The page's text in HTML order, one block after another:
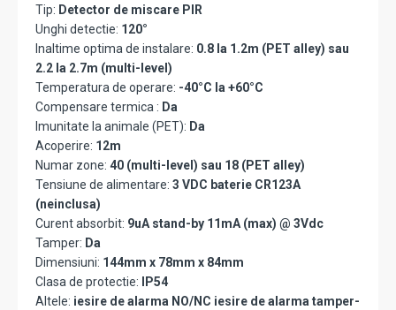
Tip: Detector de miscare PIR
Unghi detectie: 120°
Inaltime optima de instalare: 0.8 la 1.2m (PET alley) sau
2.2 la 2.7m (multi-level)
Temperatura de operare: -40°C la +60°C
Compensare termica : Da
Imunitate la animale (PET): Da
Acoperire: 12m
Numar zone: 40 (multi-level) sau 18 (PET alley)
Tensiune de alimentare: 3 VDC baterie CR123A
(neinclusa)
Curent absorbit: 9uA stand-by 11mA (max) @ 3Vdc
Tamper: Da
Dimensiuni: 144mm x 78mm x 84mm
Clasa de protectie:
IP54
Altele: iesire de alarma NO/NC iesire de alarma tamper-